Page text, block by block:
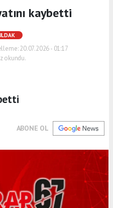
kaybetti
20.07.2026 - 01:17
okundu.
ABONE OL